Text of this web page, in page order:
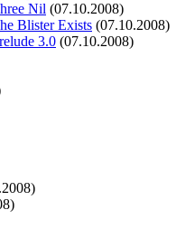
Nil (07.10.2008)
Blister Exists (07.10.2008)
3.0 (07.10.2008)